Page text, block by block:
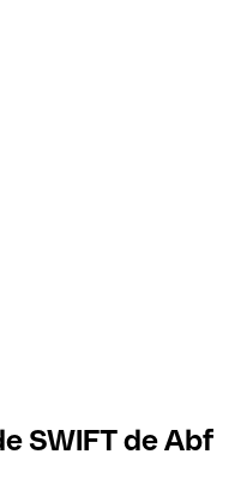
SWIFT de Abf